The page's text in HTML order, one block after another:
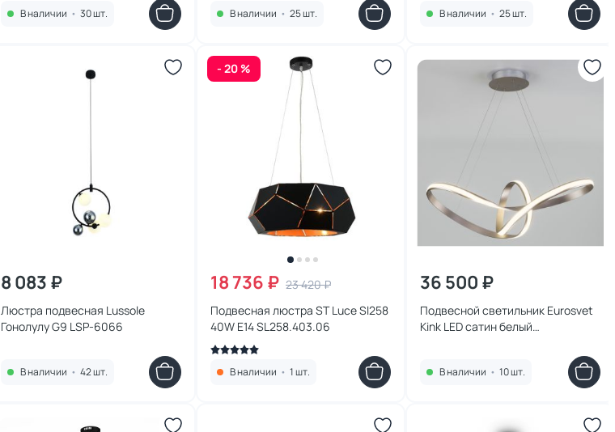
В наличии • 30 шт. В наличии • 25 шт. В наличии • 25 шт.
8 083 ₽
Люстра подвесная Lussole
Гонолулу G9 LSP-6066
В наличии • 42 шт.
- 20 %
18 736 ₽ 23 420 ₽
Подвесная люстра ST Luce Sl258
40W E14 SL258.403.06
В наличии • 1 шт.
36 500 ₽
Подвесной светильник Eurosvet
Kink LED сатин белый
В наличии • 10 шт.